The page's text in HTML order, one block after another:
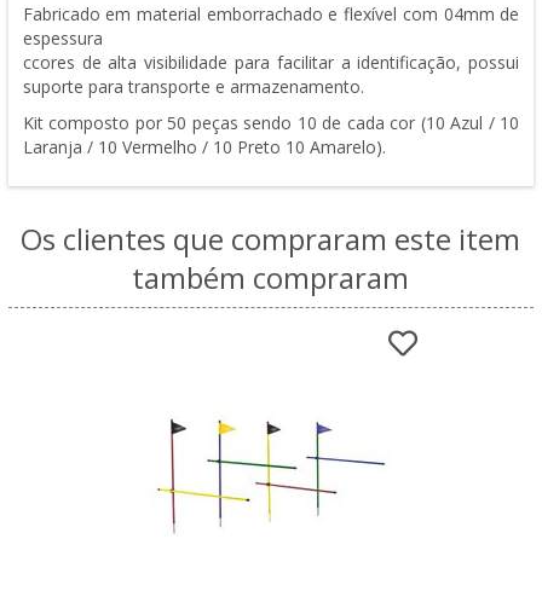
Fabricado em material emborrachado e flexível com 04mm de
espessura
ccores de alta visibilidade para facilitar a identificação, possui
suporte para transporte e armazenamento.
Kit composto por 50 peças sendo 10 de cada cor (10 Azul / 10
Laranja / 10 Vermelho / 10 Preto 10 Amarelo).
Os clientes que compraram este item
também compraram